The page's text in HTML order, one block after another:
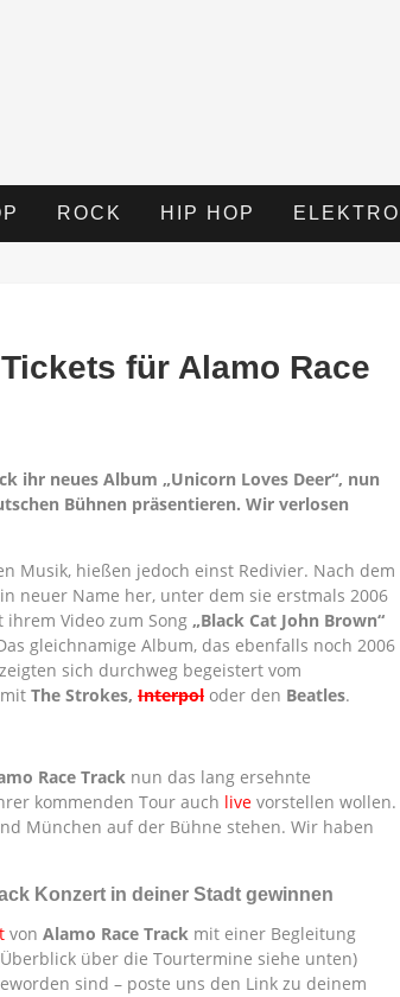
ROCK HIP HOP ELEKTRO
für Alamo Race
ihr neues Album „Unicorn Loves Deer“, nun
Bühnen präsentieren. Wir verlosen
Musik, hießen jedoch einst Redivier. Nach dem
neuer Name her, unter dem sie erstmals 2006
Video zum Song „Black Cat John Brown“
gleichnamige Album, das ebenfalls noch 2006
sich durchweg begeistert vom
The Strokes, Interpol oder den Beatles.
Race Track nun das lang ersehnte
kommenden Tour auch live vorstellen wollen.
München auf der Bühne stehen. Wir haben
Konzert in deiner Stadt gewinnen
von Alamo Race Track mit einer Begleitung
über die Tourtermine siehe unten)
sind – poste uns den Link zu deinem